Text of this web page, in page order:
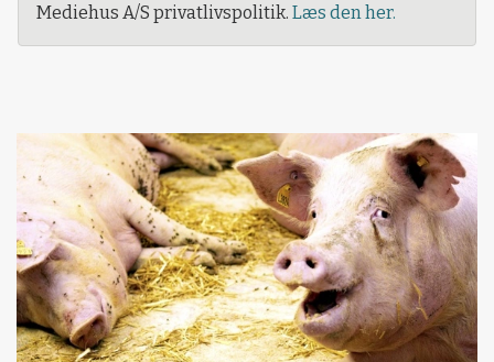
Mediehus A/S privatlivspolitik. Læs den her.